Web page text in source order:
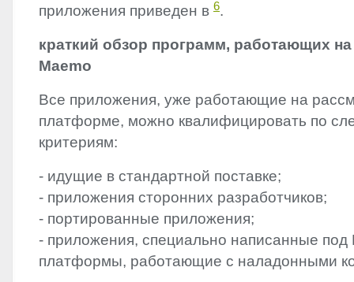
приложения приведен в 6.
краткий обзор программ, работающих
Maemo
Все приложения, уже работающие на
платформе, можно квалифицировать по
критериям:
- идущие в стандартной поставке;
- приложения сторонних разработчиков;
- портированные приложения;
- приложения, специально написанные под
платформы, работающие с наладонными